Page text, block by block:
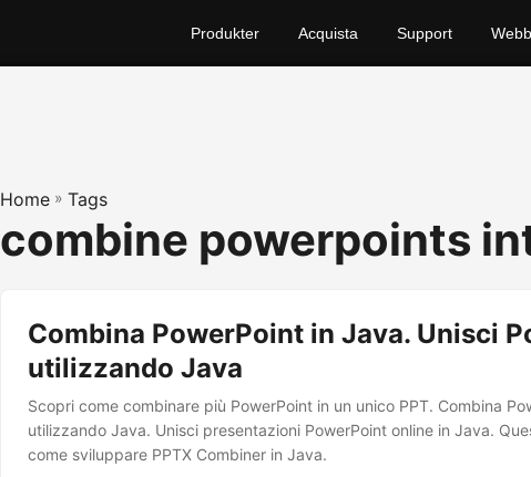
Produkter Acquista Support
Home » Tags
combine powerpoints
Combina PowerPoint in Java. Unisci
utilizzando Java
Scopri come combinare più PowerPoint in un unico PPT. Combina
utilizzando Java. Unisci presentazioni PowerPoint online in Java.
come sviluppare PPTX Combiner in Java.